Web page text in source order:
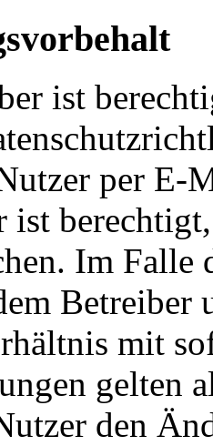
ist
per E-
ist
Im Falle
Betreiber
mit
gelten
den